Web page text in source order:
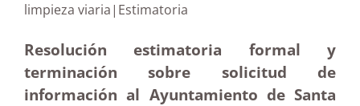
limpieza viaria|Estimatoria
Resolución estimatoria formal y
terminación sobre solicitud de
información al Ayuntamiento de Santa